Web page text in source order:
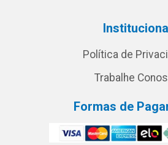
Política de
Trabalhe
Formas de